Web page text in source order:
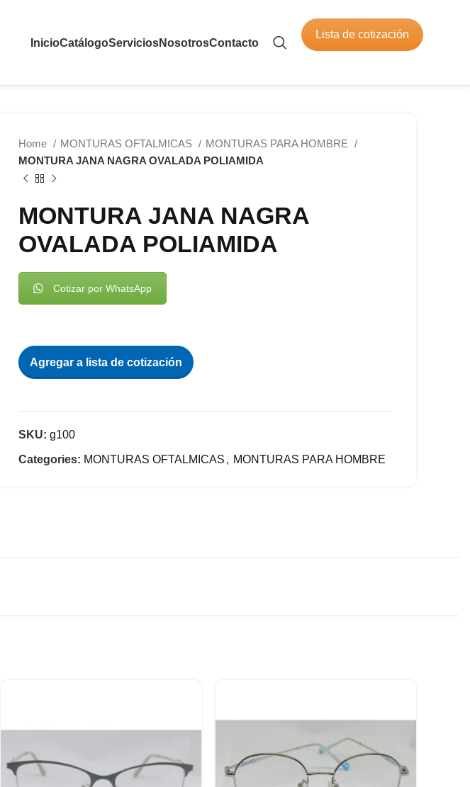
InicioCatálogoServiciosNosotrosContacto
Lista de cotización
Home MONTURAS OFTALMICAS
MONTURAS PARA HOMBRE
MONTURA JANA NAGRA OVALADA POLIAMIDA
MONTURA JANA NAGRA
OVALADA POLIAMIDA
Cotizar por WhatsApp
Agregar a lista de cotización
SKU: g100
Categories: MONTURAS OFTALMICAS , MONTURAS PARA HOMBRE